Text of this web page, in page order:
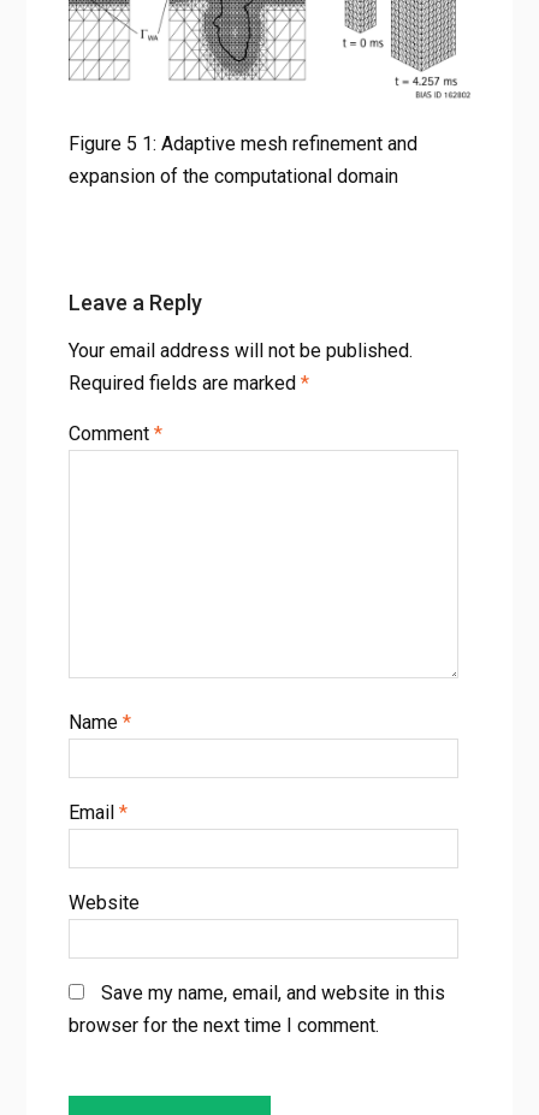
Figure 5 1: Adaptive mesh refinement and
expansion of the computational domain
Leave a Reply
Your email address will not be published.
Required fields are marked *
Comment *
Name *
Email *
Website
Save my name, email, and website in this
browser for the next time I comment.